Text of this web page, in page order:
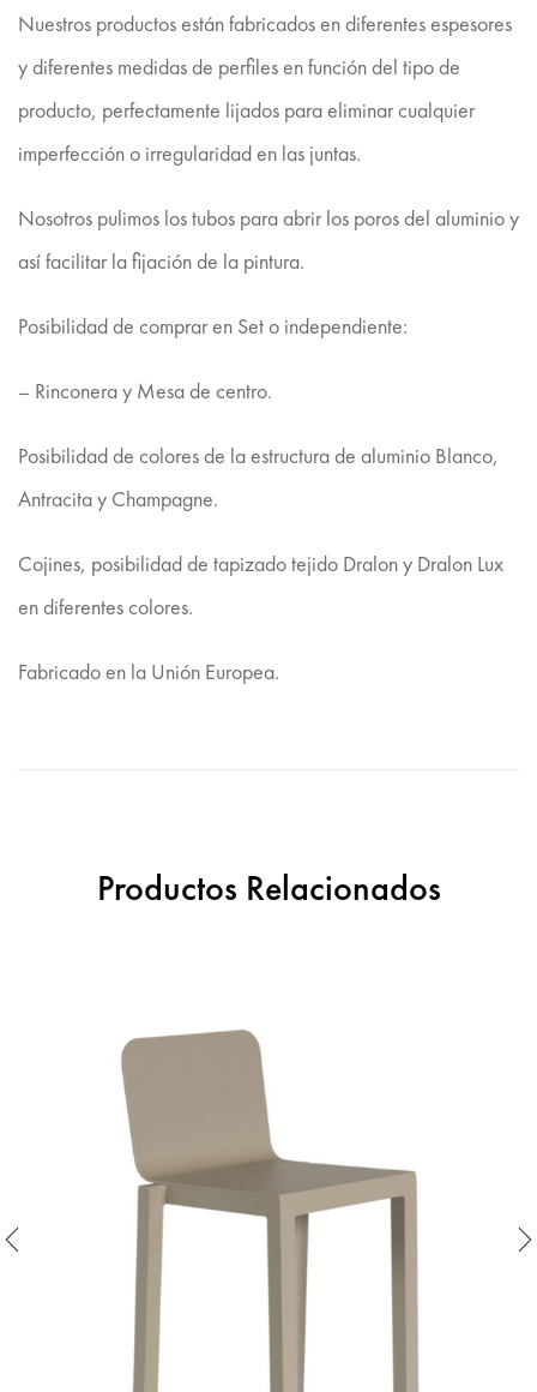
Nuestros productos están fabricados en diferentes espesores
y diferentes medidas de perfiles en función del tipo de
producto, perfectamente lijados para eliminar cualquier
imperfección o irregularidad en las juntas.
Nosotros pulimos los tubos para abrir los poros del aluminio y
así facilitar la fijación de la pintura.
Posibilidad de comprar en Set o independiente:
– Rinconera y Mesa de centro.
Posibilidad de colores de la estructura de aluminio Blanco,
Antracita y Champagne.
Cojines, posibilidad de tapizado tejido Dralon y Dralon Lux
en diferentes colores.
Fabricado en la Unión Europea.
Productos Relacionados